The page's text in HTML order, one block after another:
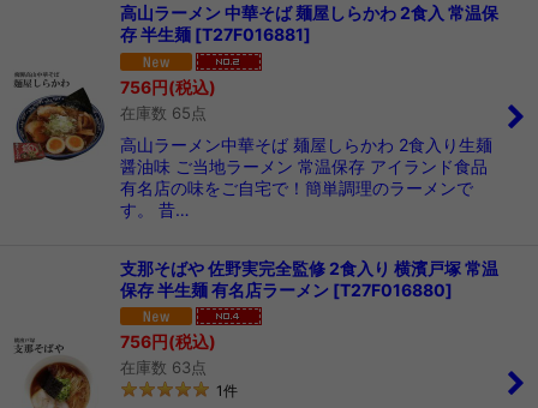
高山ラーメン 中華そば 麺屋しらかわ 2食入 常温保
存 半生麺 [T27F016881]
756円(税込)
在庫数 65点
高山ラーメン中華そば 麺屋しらかわ 2食入り生麺
醤油味 ご当地ラーメン 常温保存 アイランド食品
有名店の味をご自宅で！簡単調理のラーメンで
す。 昔…
支那そばや 佐野実完全監修 2食入り 横濱戸塚 常温
保存 半生麺 有名店ラーメン [T27F016880]
756円(税込)
在庫数 63点
1件